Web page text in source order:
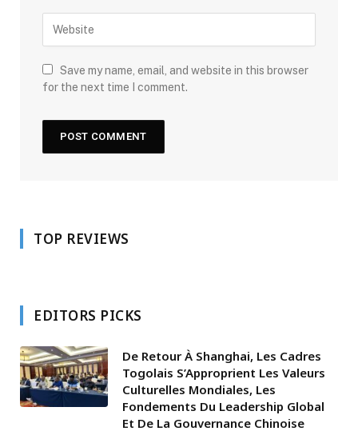
Save my name, email, and website in this browser
for the next time I comment.
TOP REVIEWS
EDITORS PICKS
De Retour À Shanghai, Les Cadres
Togolais S’Approprient Les Valeurs
Culturelles Mondiales, Les
Fondements Du Leadership Global
Et De La Gouvernance Chinoise